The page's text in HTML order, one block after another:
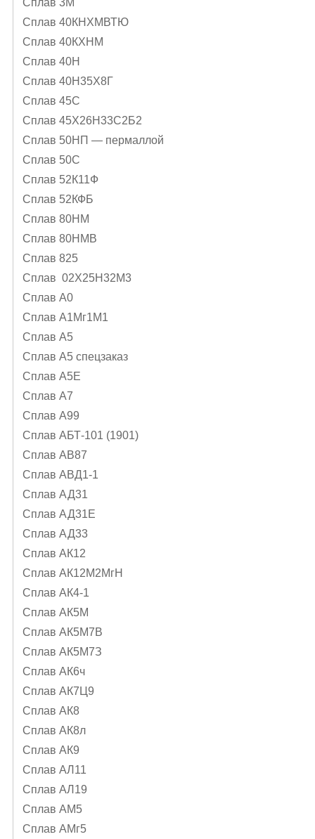
Сплав 40КНХМВТЮ
Сплав 40КХНМ
Сплав 40Н
Сплав 40Н35Х8Г
Сплав 45С
Сплав 45Х26Н33С2Б2
Сплав 50НП — пермаллой
Сплав 50С
Сплав 52К11Ф
Сплав 52КФБ
Сплав 80НМ
Сплав 80НМВ
Сплав 825
Сплав 02Х25Н32М3
Сплав А0
Сплав А1Mг1M1
Сплав А5
Сплав А5 спецзаказ
Сплав А5Е
Сплав А7
Сплав А99
Сплав АБТ-101 (1901)
Сплав АВ87
Сплав АВД1-1
Сплав АД31
Сплав АД31Е
Сплав АД33
Сплав АК12
Сплав АК12М2МгН
Сплав АК4-1
Сплав АК5М
Сплав АК5М7В
Сплав АК5М7З
Сплав АК6ч
Сплав АК7Ц9
Сплав АК8
Сплав АК8л
Сплав АК9
Сплав АЛ11
Сплав АЛ19
Сплав АМ5
Сплав АМг5